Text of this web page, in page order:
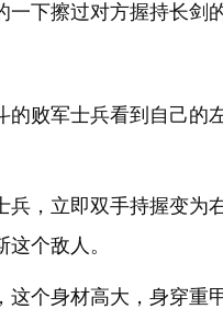
下擦过对方握持长剑
的败军士兵看到自己的
兵，立即双手持握变
个敌人。
这个身材高大，身穿重